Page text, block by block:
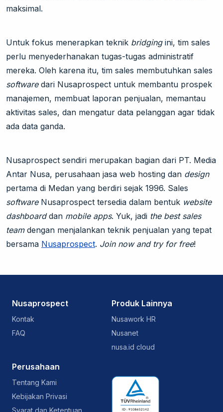
maksimal.
Untuk fokus menerapkan teknik bridgingini, tim sales
perlu menyederhanakan tugas-tugas administratif
mereka. Oleh karena itu, tim sales membutuhkan sales
softwaredari Nusaprospect untuk membantu prospek
manajemen, membuat laporan penjualan, memantau
aktivitas sales, dan mengatur data pelanggan agar tidak
ada data ganda.
Nusaprospect sendiri merupakan bagian dari PT. Media
Antar Nusa, perusahaan jasa web hosting dan design
pertama di Medan yang berdiri sejak 1996. Sales
softwareNusaprospect tersedia dalam bentuk website
dashboarddan mobile apps. Yuk, jadi the best sales
teamdengan menjalankan teknik penjualan yang tepat
bersama Nusaprospect. Join now and try for free!
Nusaprospect
Kontak
FAQ
Produk Lainnya
Nusawork HR
Nusanet
nusa.id cloud
Perusahaan
Tentang Kami
Kebijakan Privasi
Syarat dan Ketentuan